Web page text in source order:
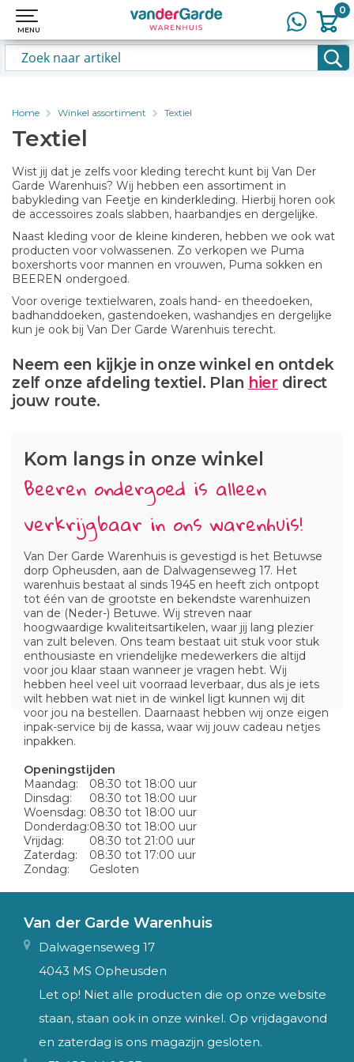
0
MENU
0
MENU
Home Winkel assortiment Textiel
Textiel
Wist jij dat je zelfs voor kleding terecht kunt bij Van Der
Garde Warenhuis? Wij hebben een assortiment in
babykleding van Feetje en kinderkleding. Hierbij horen ook
de accessoires zoals slabben, haarbandjes en dergelijke.
Naast kleding voor de kleine kinderen, hebben we ook wat
producten voor volwassenen. Zo verkopen we Puma
boxershorts voor mannen en vrouwen, Puma sokken en
BEEREN ondergoed.
Voor overige textielwaren, zoals hand- en theedoeken,
badhanddoeken, gastendoeken, washandjes en dergelijke
kun je ook bij Van Der Garde Warenhuis terecht.
Neem een kijkje in onze winkel en ontdek
zelf onze afdeling textiel. Plan hier direct
jouw route.
Kom langs in onze winkel
Beeren ondergoed is alleen
verkrijgbaar in ons warenhuis!
Van Der Garde Warenhuis is gevestigd is het Betuwse
dorp Opheusden, aan de Dalwagenseweg 17. Het
warenhuis bestaat al sinds 1945 en heeft zich ontpopt
tot één van de grootste en bekendste warenhuizen
van de (Neder-) Betuwe. Wij streven naar
hoogwaardige kwaliteitsartikelen, waar jij lang plezier
van zult beleven. Ons team bestaat uit stuk voor stuk
enthousiaste en vriendelijke medewerkers die altijd
voor jou klaar staan wanneer je vragen hebt. Wij
hebben heel veel uit voorraad leverbaar, dus als je iets
wilt hebben wat niet in de winkel ligt kunnen wij dit
voor jou na bestellen. Daarnaast hebben wij onze eigen
inpak-service bij de kassa, waar wij jouw cadeau netjes
inpakken.
Openingstijden
Maandag:
08:30 tot 18:00 uur
Dinsdag:
08:30 tot 18:00 uur
Woensdag: 08:30 tot 18:00 uur
Donderdag:08:30 tot 18:00 uur
Vrijdag:
08:30 tot 21:00 uur
Zaterdag:
08:30 tot 17:00 uur
Zondag:
Gesloten
Van der Garde Warenhuis
Dalwagenseweg 17
4043 MS Opheusden
Let op! Niet alle producten die op onze website
staan, staan ook in onze winkel. Op vrijdagavond
en zaterdag is ons magazijn gesloten.